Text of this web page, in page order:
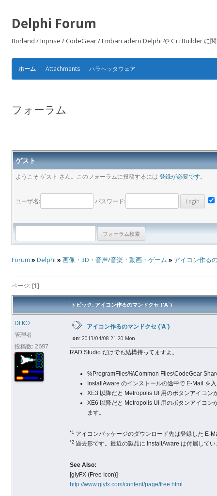
Delphi Forum
Borland / Inprise / CodeGear / Embarcadero Delphi や C++Builder に
ホーム Attachments ハラヘッタウェア
フォーラム
ゲスト
ようこそ ゲスト さん。このフォーラムに投稿するには 登録が必要です。
ユーザ名: パスワード:
Forum » Delphi » 画像・3D・音声/音楽・動画・ゲーム » アイコン作る
ページ: [1]
トピック: アイコン作るのマンドクセ ('A`)
DEKO
管理者
投稿数: 2697
アイコン作るのマンドクセ ('A`)
on: 2013/04/08 21:20 Mon
RAD Studio だけでも結構持ってますよ。
%ProgramFiles%\Common Files\CodeGear
InstallAware のインストールの途中で E-Mail を
XE3 以降だと Metropolis UI 用のボタンアイコ
XE6 以降だと Metropolis UI 用のボタンアイコ
ます。
*1 アイコンパッケージのダウンロード先は登録した E-
*2 過去形です。最近の製品に InstallAware は付属して
See Also:
[glyFX (Free Icon)]
http://www.glyfx.com/content/page/free.html